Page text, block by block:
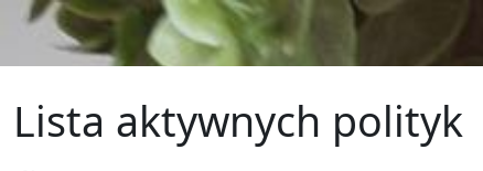
Przejdź do głównej zawartości
Lista aktywnych polityk